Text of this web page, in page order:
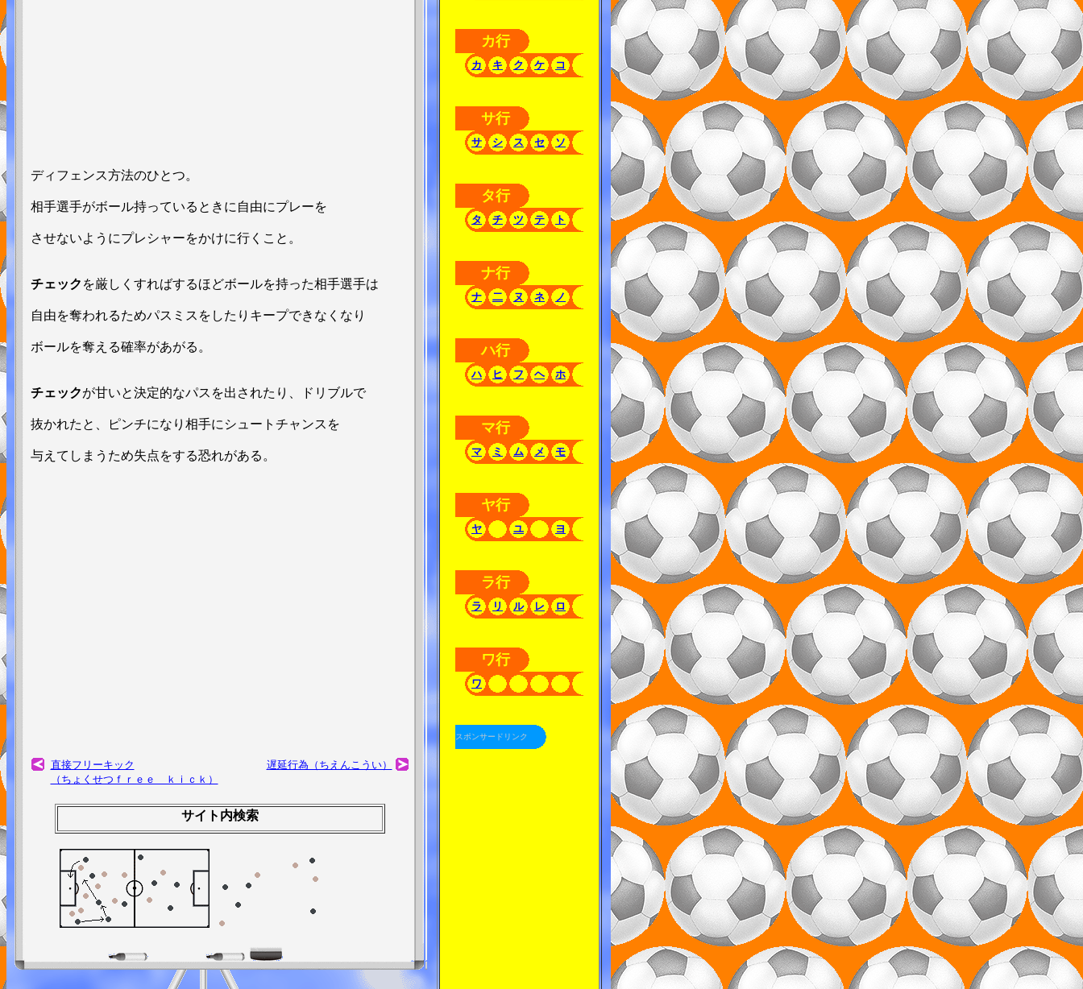
ディフェンス方法のひとつ。
相手選手がボール持っているときに自由にプレーを
させないようにプレシャーをかけに行くこと。
チェック を厳しくすればするほどボールを持った相手選手は
自由を奪われるためパスミスをしたりキープできなくなり
ボールを奪える確率があがる。
チェックが甘いと決定的なパスを出されたり、ドリブルで
抜かれたと、ピンチになり相手にシュートチャンスを
与えてしまうため失点をする恐れがある。
直接フリーキック
（ちょくせつｆｒｅｅ ｋｉｃｋ）
遅延行為（ちえんこうい）
サイト内検索
カ行
カ キ ク ケ コ
サ行
サ シ ス セ ソ
タ行
タ チ ツ テ ト
ナ行
ナ 二 ヌ ネ ノ
ハ行
ハ ヒ フ ヘ ホ
マ行
マ ミ ム メ モ
ヤ行
ヤ ユ ヨ
ラ行
ラ リ ル レ ロ
ワ行
ワ
スポンサードリンク